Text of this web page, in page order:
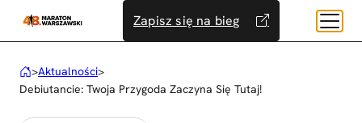
Zapisz się na bieg
>Aktualności>
Debiutancie: Twoja Przygoda Zaczyna Się Tutaj!